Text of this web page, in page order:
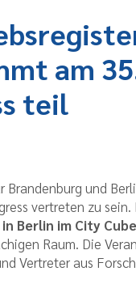
am
teil
Brandenburg und
vertreten zu
Berlin im City Cube
Raum. Die
Vertreter aus